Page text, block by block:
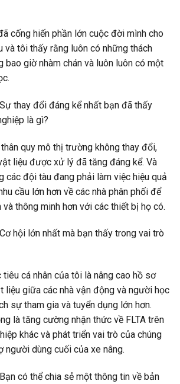
cống hiến phần lớn cuộc đời mình cho
và tôi thấy rằng luôn có những thách
bao giờ nhàm chán và luôn luôn có một
thay đổi đáng kể nhất bạn đã thấy
là gì?
thân quy mô thị trường không thay đổi,
liệu được xử lý đã tăng đáng kể. Và
các đội tàu đang phải làm việc hiệu quả
cầu lớn hơn về các nhà phân phối để
và thông minh hơn với các thiết bị họ có.
hội lớn nhất mà bạn thấy trong vai trò
tiêu cá nhân của tôi là nâng cao hồ sơ
liệu giữa các nhà vận động và người học
sự tham gia và tuyển dụng lớn hơn.
là tăng cường nhận thức về FLTA trên
khác và phát triển vai trò của chúng
người dùng cuối của xe nâng.
có thể chia sẻ một thông tin về bản